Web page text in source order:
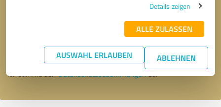
Details zeigen
ALLE ZULASSEN
AUSWAHL ERLAUBEN ABLEHNEN
* Erforderliche Angaben
Nachricht senden
Ich stimme denDatenschutzbestimmungenzu.